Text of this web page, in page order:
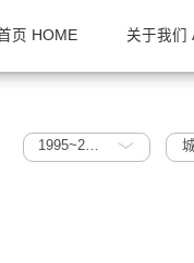
首页 HOME 关
1995~2005